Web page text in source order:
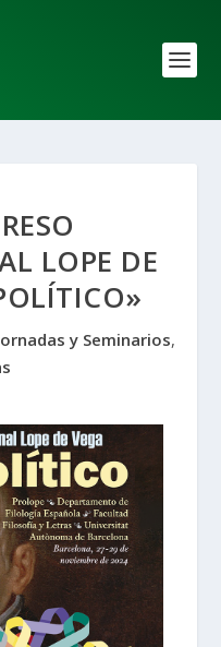
LOPE DE
y Seminarios,